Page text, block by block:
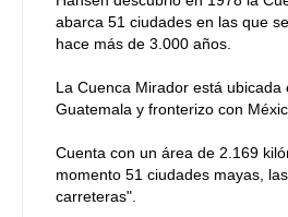
abarca 51 ciudades en las que
hace más de 3.000 años.
La Cuenca Mirador está
Guatemala y fronterizo con
Cuenta con un área de 2.169
momento 51 ciudades mayas,
carreteras".